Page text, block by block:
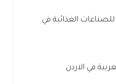
الغذائية في
في الاردن